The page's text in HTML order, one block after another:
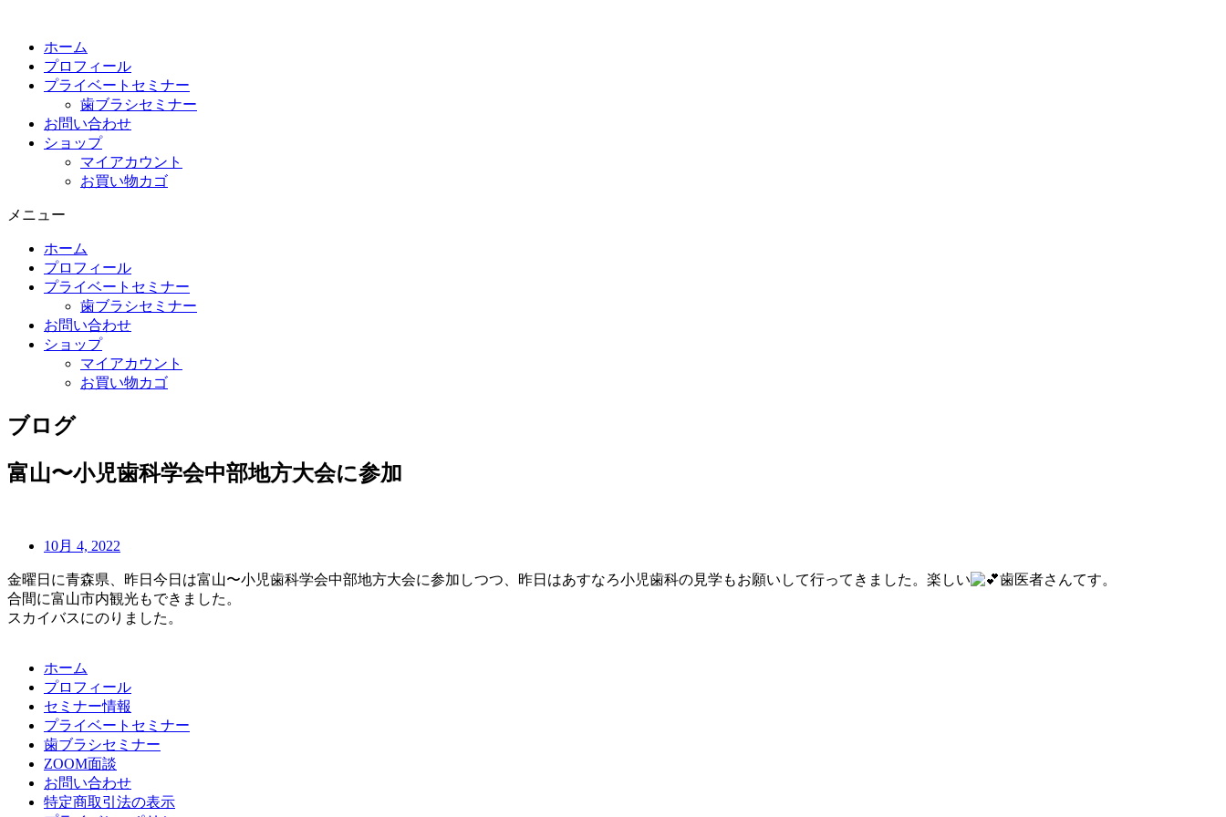
ホーム
プロフィール
プライベートセミナー
歯ブラシセミナー
お問い合わせ
ショップ
マイアカウント
お買い物カゴ
メニュー
ホーム
プロフィール
プライベートセミナー
歯ブラシセミナー
お問い合わせ
ショップ
マイアカウント
お買い物カゴ
ブログ
富山〜小児歯科学会中部地方大会に参加
10月 4, 2022
金曜日に青森県、昨日今日は富山〜小児歯科学会中部地方大会に参加しつつ、昨日はあすなろ小児歯科の見学もお願いして行ってきました。楽しい
歯医者さんてす。
合間に富山市内観光もできました。
スカイバスにのりました。
ホーム
プロフィール
セミナー情報
プライベートセミナー
歯ブラシセミナー
ZOOM面談
お問い合わせ
特定商取引法の表示